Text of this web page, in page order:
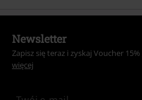
Newsletter
Zapisz się teraz i zyskaj Voucher 15%
więcej